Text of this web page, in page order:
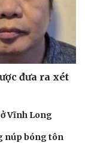
đưa ra xét
Vĩnh Long
núp bóng tôn